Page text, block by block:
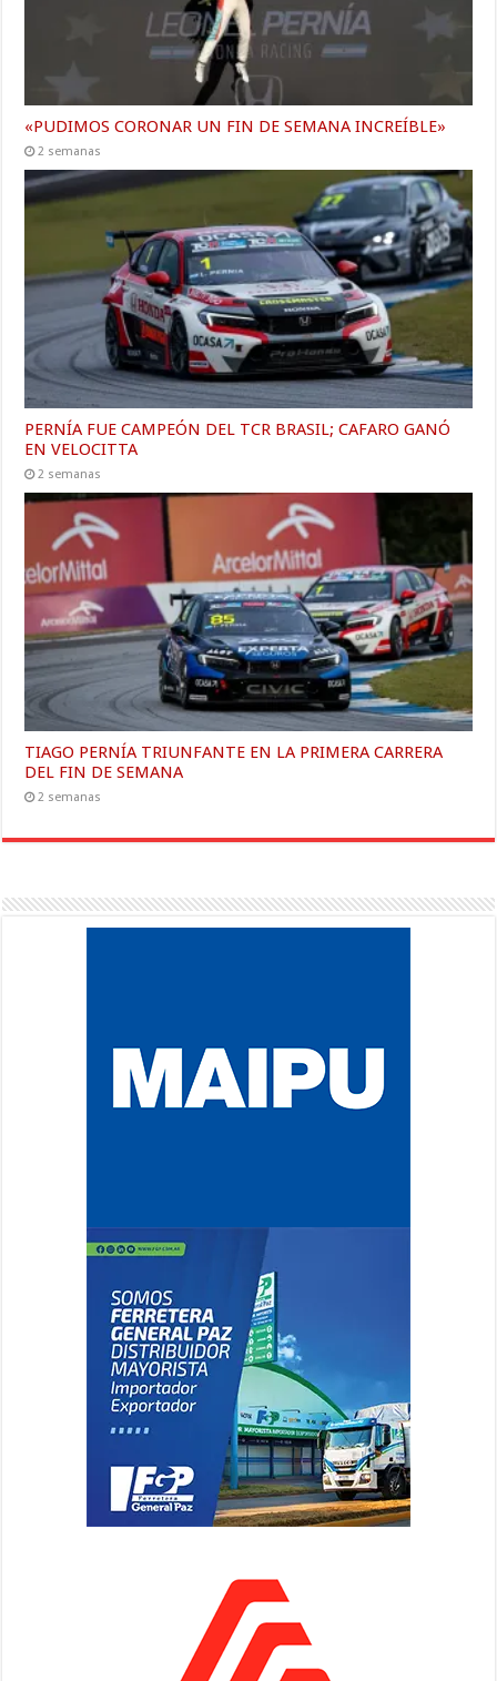
«PUDIMOS CORONAR UN FIN DE SEMANA INCREÍBLE»
2 semanas
PERNÍA FUE CAMPEÓN DEL TCR BRASIL; CAFARO GANÓ
EN VELOCITTA
2 semanas
TIAGO PERNÍA TRIUNFANTE EN LA PRIMERA CARRERA
DEL FIN DE SEMANA
2 semanas